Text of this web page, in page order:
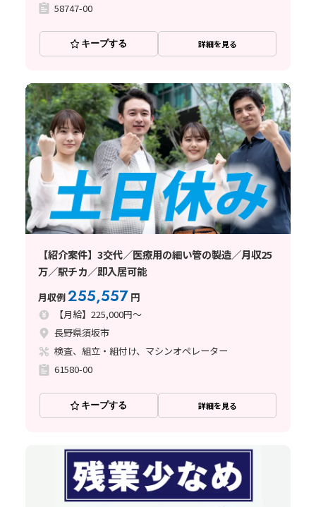
58747-00
キープする 詳細を見る
【紹介案件】3交代／医療用の細い管の製造／月収25
万／駅チカ／即入居可能
月収例255,557 円
【月給】225,000円～
長野県須坂市
検査、組立・組付け、マシンオペレーター
61580-00
キープする 詳細を見る